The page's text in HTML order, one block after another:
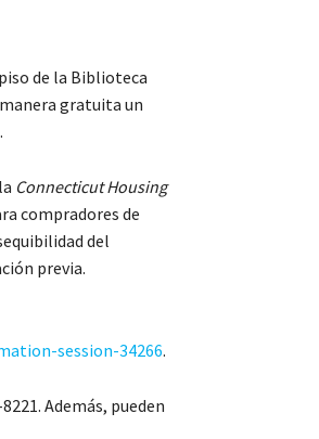
de la Biblioteca
gratuita un
Connecticut Housing
compradores de
del
previa.
session-34266.
Además, pueden